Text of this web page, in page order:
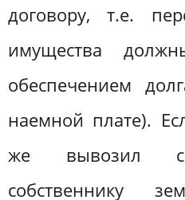
договору, т.е.
имущества
обеспечением
наемной плате).
же вывозил
собственнику